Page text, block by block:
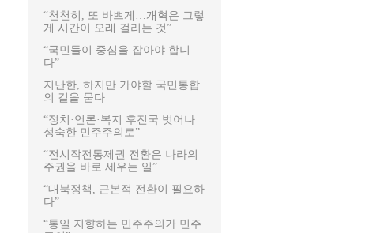
“천천히, 또 바쁘게…개혁은 그렇
게 시간이 오래 걸리는 것”
“국민들이 중심을 잡아야 합니
다”
지난한, 하지만 가야할 국민통합
의 길을 묻다
“정치·언론·복지 후진국 벗어나
성숙한 민주주의로”
“전시작전통제권 전환은 나라의
주권을 바로 세우는 일”
“대북정책, 근본적 전환이 필요하
다”
“통일 지향하는 민주주의가 민주